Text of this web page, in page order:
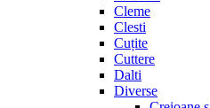
Cleme
Clesti
Cuțite
Cuttere
Dalti
Diverse